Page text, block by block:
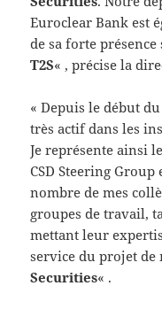
Euroclear Bank est
de sa forte
T2S« , précise la
« Depuis le début
très actif dans les
Je représente ainsi
CSD Steering
nombre de mes
groupes de travail,
mettant leur
service du projet
Securities« .